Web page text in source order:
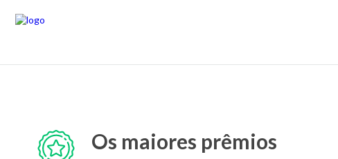
Os maiores prêmios